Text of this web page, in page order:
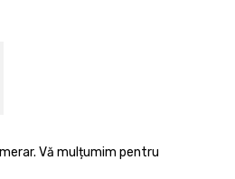
Vă mulțumim pentru